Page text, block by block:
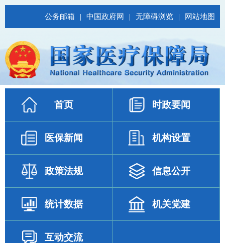
公务邮箱 | 中国政府网 | 无障碍浏览 | 网站地图
首页 时政要闻
医保新闻 机构设置
政策法规 信息公开
统计数据 机关党建
互动交流